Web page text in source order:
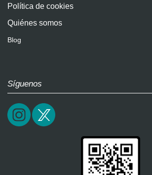
Política de cookies
Quiénes somos
Blog
Síguenos